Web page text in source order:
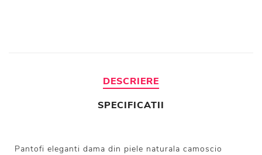
DESCRIERE
SPECIFICATII
Pantofi eleganti dama din piele naturala camoscio